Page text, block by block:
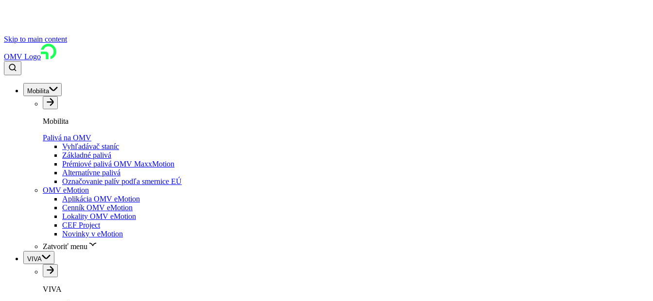
Skip to main content
OMV Logo
Mobilita
Mobilita
Palivá na OMV
Vyhľadávač staníc
Základné palivá
Prémiové palivá OMV MaxxMotion
Alternatívne palivá
Označovanie palív podľa smernice EÚ
OMV eMotion
Aplikácia OMV eMotion
Cenník OMV eMotion
Lokality OMV eMotion
CEF Project
Novinky v eMotion
Zatvoriť menu
VIVA
VIVA